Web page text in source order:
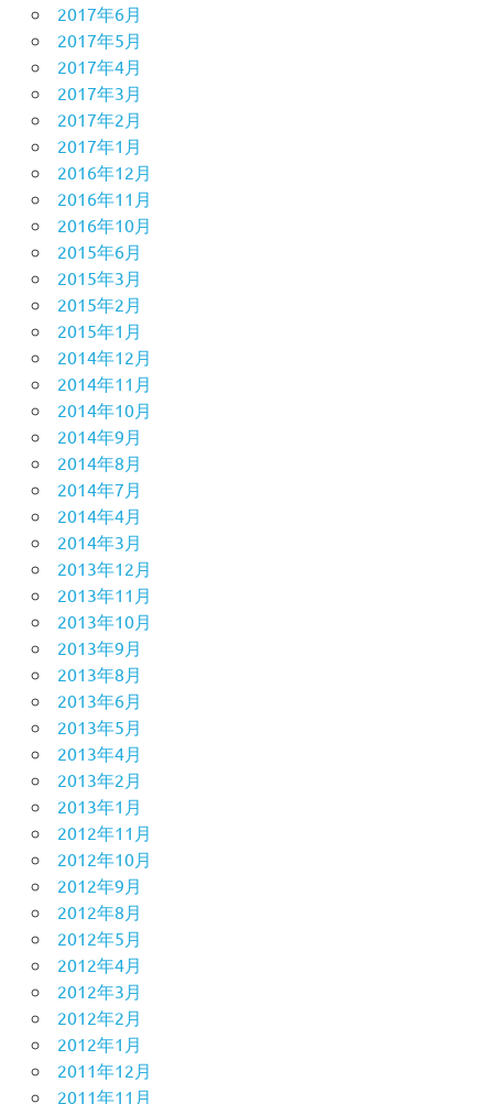
2017年6月
2017年5月
2017年4月
2017年3月
2017年2月
2017年1月
2016年12月
2016年11月
2016年10月
2015年6月
2015年3月
2015年2月
2015年1月
2014年12月
2014年11月
2014年10月
2014年9月
2014年8月
2014年7月
2014年4月
2014年3月
2013年12月
2013年11月
2013年10月
2013年9月
2013年8月
2013年6月
2013年5月
2013年4月
2013年2月
2013年1月
2012年11月
2012年10月
2012年9月
2012年8月
2012年5月
2012年4月
2012年3月
2012年2月
2012年1月
2011年12月
2011年11月